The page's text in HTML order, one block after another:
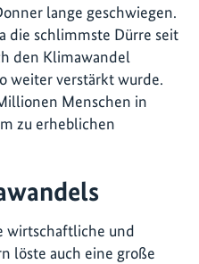
lange geschwiegen.
die schlimmste Dürre seit
den Klimawandel
weiter verstärkt wurde.
Menschen in
zu erheblichen
wirtschaftliche und
löste auch eine große